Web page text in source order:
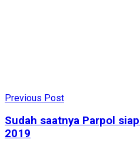
Previous Post
Sudah saatnya Parpol
2019